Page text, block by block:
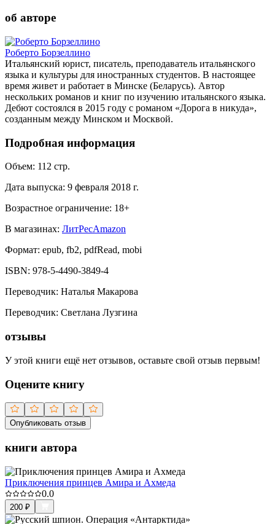
об авторе
Роберто Борзеллино
Итальянский юрист, писатель, преподаватель итальянского
языка и культуры для иностранных студентов. В настоящее
время живет и работает в Минске (Беларусь). Автор
нескольких романов и книг по изучению итальянского языка.
Дебют состоялся в 2015 году с романом «Дорога в никуда»,
созданным между Минском и Москвой.
Подробная информация
Объем: 112 стр.
Дата выпуска: 9 февраля 2018 г.
Возрастное ограничение: 18+
В магазинах: ЛитРесAmazon
Формат: epub, fb2, pdfRead, mobi
ISBN: 978-5-4490-3849-4
Переводчик: Наталья Макарова
Переводчик: Светлана Лузгина
отзывы
У этой книги ещё нет отзывов, оставьте свой отзыв первым!
Оцените книгу
Опубликовать отзыв
книги автора
Приключения принцев Амира и Ахмеда
0.0
200 ₽